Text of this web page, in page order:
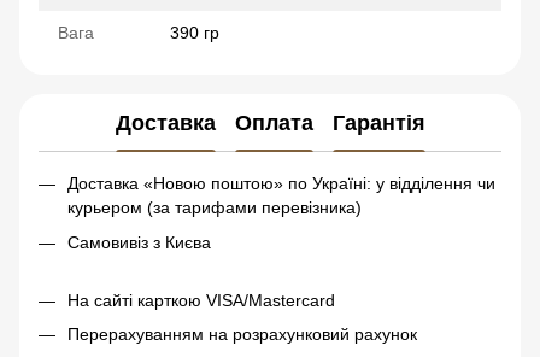
Вага 390 гр
Доставка Оплата Гарантія
Доставка «Новою поштою» по Україні: у відділення чи
курьером (за тарифами перевізника)
Самовивіз з Києва
На сайті карткою VISA/Mastercard
Перерахуванням на розрахунковий рахунок